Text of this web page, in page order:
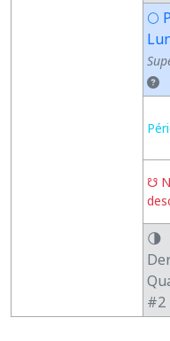
🌕
☋
🌗
#2